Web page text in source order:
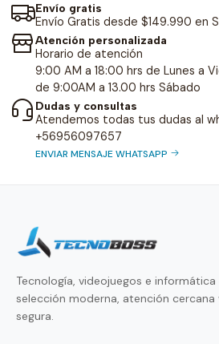
Envío gratis
Envío Gratis desde $149.990 en
Atención personalizada
Horario de atención
9:00 AM a 18:00 hrs de Lunes a
de 9:00AM a 13.00 hrs Sábado
Dudas y consultas
Atendemos todas tus dudas al
+56956097657
ENVIAR MENSAJE WHATSAPP
Tecnología, videojuegos e informática
selección moderna, atención
segura.